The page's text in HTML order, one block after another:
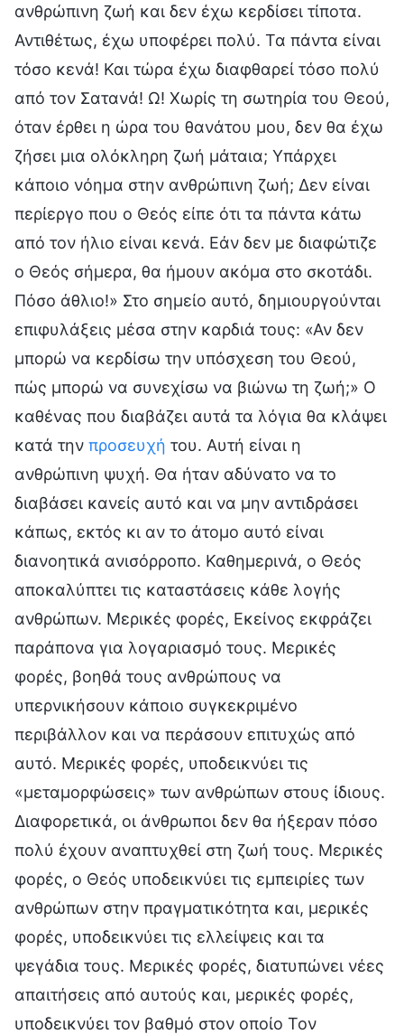
ανθρώπινη ζωή και δεν έχω κερδίσει τίποτα.
Αντιθέτως, έχω υποφέρει πολύ. Τα πάντα είναι
τόσο κενά! Και τώρα έχω διαφθαρεί τόσο πολύ
από τον Σατανά! Ω! Χωρίς τη σωτηρία του Θεού,
όταν έρθει η ώρα του θανάτου μου, δεν θα έχω
ζήσει μια ολόκληρη ζωή μάταια; Υπάρχει
κάποιο νόημα στην ανθρώπινη ζωή; Δεν είναι
περίεργο που ο Θεός είπε ότι τα πάντα κάτω
από τον ήλιο είναι κενά. Εάν δεν με διαφώτιζε
ο Θεός σήμερα, θα ήμουν ακόμα στο σκοτάδι.
Πόσο άθλιο!» Στο σημείο αυτό, δημιουργούνται
επιφυλάξεις μέσα στην καρδιά τους: «Αν δεν
μπορώ να κερδίσω την υπόσχεση του Θεού,
πώς μπορώ να συνεχίσω να βιώνω τη ζωή;» Ο
καθένας που διαβάζει αυτά τα λόγια θα κλάψει
κατά την προσευχή του. Αυτή είναι η
ανθρώπινη ψυχή. Θα ήταν αδύνατο να το
διαβάσει κανείς αυτό και να μην αντιδράσει
κάπως, εκτός κι αν το άτομο αυτό είναι
διανοητικά ανισόρροπο. Καθημερινά, ο Θεός
αποκαλύπτει τις καταστάσεις κάθε λογής
ανθρώπων. Μερικές φορές, Εκείνος εκφράζει
παράπονα για λογαριασμό τους. Μερικές
φορές, βοηθά τους ανθρώπους να
υπερνικήσουν κάποιο συγκεκριμένο
περιβάλλον και να περάσουν επιτυχώς από
αυτό. Μερικές φορές, υποδεικνύει τις
«μεταμορφώσεις» των ανθρώπων στους ίδιους.
Διαφορετικά, οι άνθρωποι δεν θα ήξεραν πόσο
πολύ έχουν αναπτυχθεί στη ζωή τους. Μερικές
φορές, ο Θεός υποδεικνύει τις εμπειρίες των
ανθρώπων στην πραγματικότητα και, μερικές
φορές, υποδεικνύει τις ελλείψεις και τα
ψεγάδια τους. Μερικές φορές, διατυπώνει νέες
απαιτήσεις από αυτούς και, μερικές φορές,
υποδεικνύει τον βαθμό στον οποίο Τον